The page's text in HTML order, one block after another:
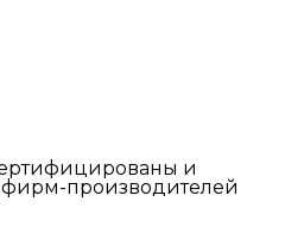
и
производителей